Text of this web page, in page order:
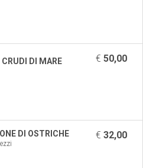
DI MARE € 50,00
DI OSTRICHE € 32,00